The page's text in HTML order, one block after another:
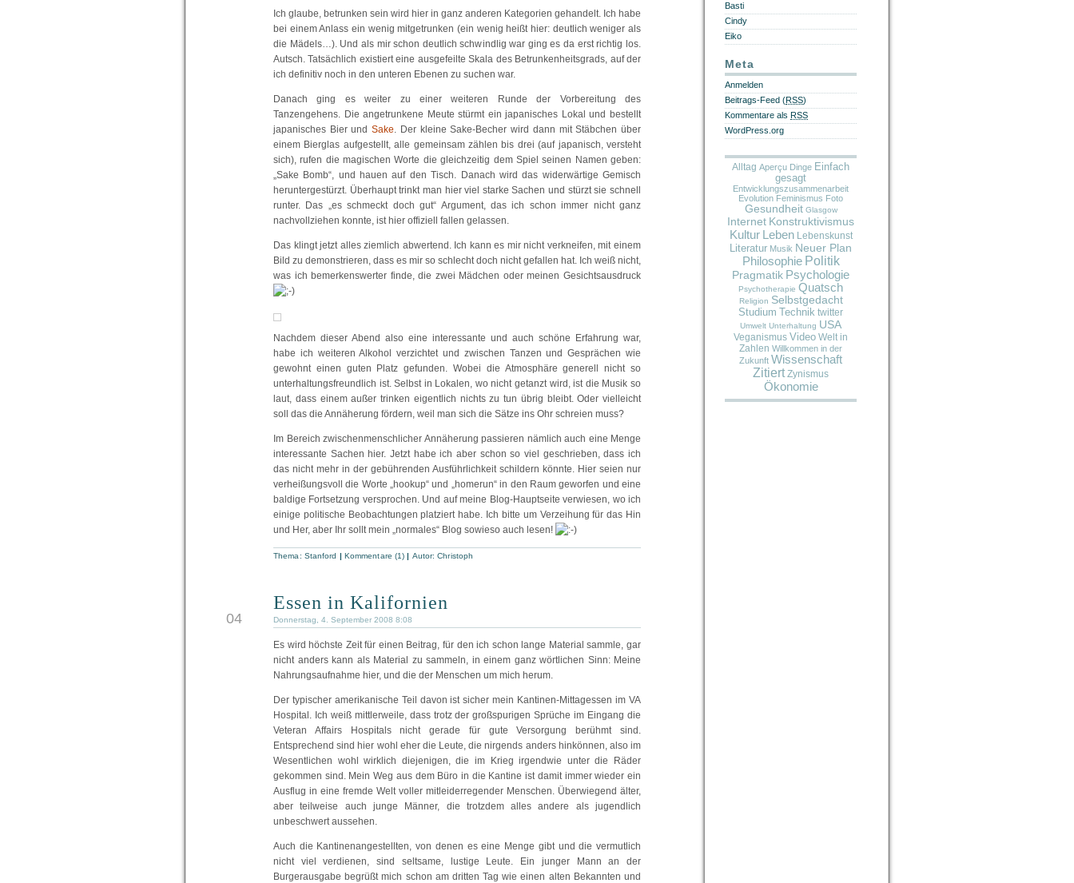
Ich glaube, betrunken sein wird hier in ganz anderen Kategorien gehandelt. Ich habe
bei einem Anlass ein wenig mitgetrunken (ein wenig heißt hier: deutlich weniger als
die Mädels…). Und als mir schon deutlich schwindlig war ging es da erst richtig los.
Autsch. Tatsächlich existiert eine ausgefeilte Skala des Betrunkenheitsgrads, auf der
ich definitiv noch in den unteren Ebenen zu suchen war.
Danach ging es weiter zu einer weiteren Runde der Vorbereitung des
Tanzengehens. Die angetrunkene Meute stürmt ein japanisches Lokal und bestellt
japanisches Bier undSake. Der kleine Sake-Becher wird dann mit Stäbchen über
einem Bierglas aufgestellt, alle gemeinsam zählen bis drei (auf japanisch, versteht
sich), rufen die magischen Worte die gleichzeitig dem Spiel seinen Namen geben:
„Sake Bomb“, und hauen auf den Tisch. Danach wird das widerwärtige Gemisch
heruntergestürzt. Überhaupt trinkt man hier viel starke Sachen und stürzt sie schnell
runter. Das „es schmeckt doch gut“ Argument, das ich schon immer nicht ganz
nachvollziehen konnte, ist hier offiziell fallen gelassen.
Das klingt jetzt alles ziemlich abwertend. Ich kann es mir nicht verkneifen, mit einem
Bild zu demonstrieren, dass es mir so schlecht doch nicht gefallen hat. Ich weiß nicht,
was ich bemerkenswerter finde, die zwei Mädchen oder meinen Gesichtsausdruck
Nachdem dieser Abend also eine interessante und auch schöne Erfahrung war,
habe ich weiteren Alkohol verzichtet und zwischen Tanzen und Gesprächen wie
gewohnt einen guten Platz gefunden. Wobei die Atmosphäre generell nicht so
unterhaltungsfreundlich ist. Selbst in Lokalen, wo nicht getanzt wird, ist die Musik so
laut, dass einem außer trinken eigentlich nichts zu tun übrig bleibt. Oder vielleicht
soll das die Annäherung fördern, weil man sich die Sätze ins Ohr schreien muss?
Im Bereich zwischenmenschlicher Annäherung passieren nämlich auch eine Menge
interessante Sachen hier. Jetzt habe ich aber schon so viel geschrieben, dass ich
das nicht mehr in der gebührenden Ausführlichkeit schildern könnte. Hier seien nur
verheißungsvoll die Worte „hookup“ und „homerun“ in den Raum geworfen und eine
baldige Fortsetzung versprochen. Und auf meine Blog-Hauptseite verwiesen, wo ich
einige politische Beobachtungen platziert habe. Ich bitte um Verzeihung für das Hin
und Her, aber Ihr sollt mein „normales“ Blog sowieso auch lesen!
Thema: Stanford | Kommentare (1) | Autor:Christoph
04
Essen in Kalifornien
Donnerstag, 4. September 2008 8:08
Es wird höchste Zeit für einen Beitrag, für den ich schon lange Material sammle, gar
nicht anders kann als Material zu sammeln, in einem ganz wörtlichen Sinn: Meine
Nahrungsaufnahme hier, und die der Menschen um mich herum.
Der typischer amerikanische Teil davon ist sicher mein Kantinen-Mittagessen im VA
Hospital. Ich weiß mittlerweile, dass trotz der großspurigen Sprüche im Eingang die
Veteran Affairs Hospitals nicht gerade für gute Versorgung berühmt sind.
Entsprechend sind hier wohl eher die Leute, die nirgends anders hinkönnen, also im
Wesentlichen wohl wirklich diejenigen, die im Krieg irgendwie unter die Räder
gekommen sind. Mein Weg aus dem Büro in die Kantine ist damit immer wieder ein
Ausflug in eine fremde Welt voller mitleiderregender Menschen. Überwiegend älter,
aber teilweise auch junge Männer, die trotzdem alles andere als jugendlich
unbeschwert aussehen.
Auch die Kantinenangestellten, von denen es eine Menge gibt und die vermutlich
nicht viel verdienen, sind seltsame, lustige Leute. Ein junger Mann an der
Burgerausgabe begrüßt mich schon am dritten Tag wie einen alten Bekannten und
Basti
Cindy
Eiko
Meta
Anmelden
Beitrags-Feed (RSS)
Kommentare als RSS
WordPress.org
Alltag Aperçu Dinge Einfach
gesagt
Entwicklungszusammenarbeit
Evolution Feminismus Foto
Gesundheit Glasgow
Internet Konstruktivismus
Kultur Leben Lebenskunst
Literatur Musik Neuer Plan
Philosophie Politik
Pragmatik Psychologie
Psychotherapie Quatsch
Religion Selbstgedacht
Studium Technik twitter
Umwelt Unterhaltung USA
Veganismus Video Welt in
Zahlen Willkommen in der
Zukunft Wissenschaft
Zitiert Zynismus
Ökonomie